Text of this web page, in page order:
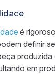
é
definir
produzida
em